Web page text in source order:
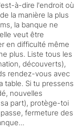
à-dire l'endroit où
la manière la plus
la banque ne
veut être
en difficulté même
plus. Liste tous les
découverts),
rendez-vous avec
table. Si tu pressens
nouvelles
part), protège-toi
fermeture des